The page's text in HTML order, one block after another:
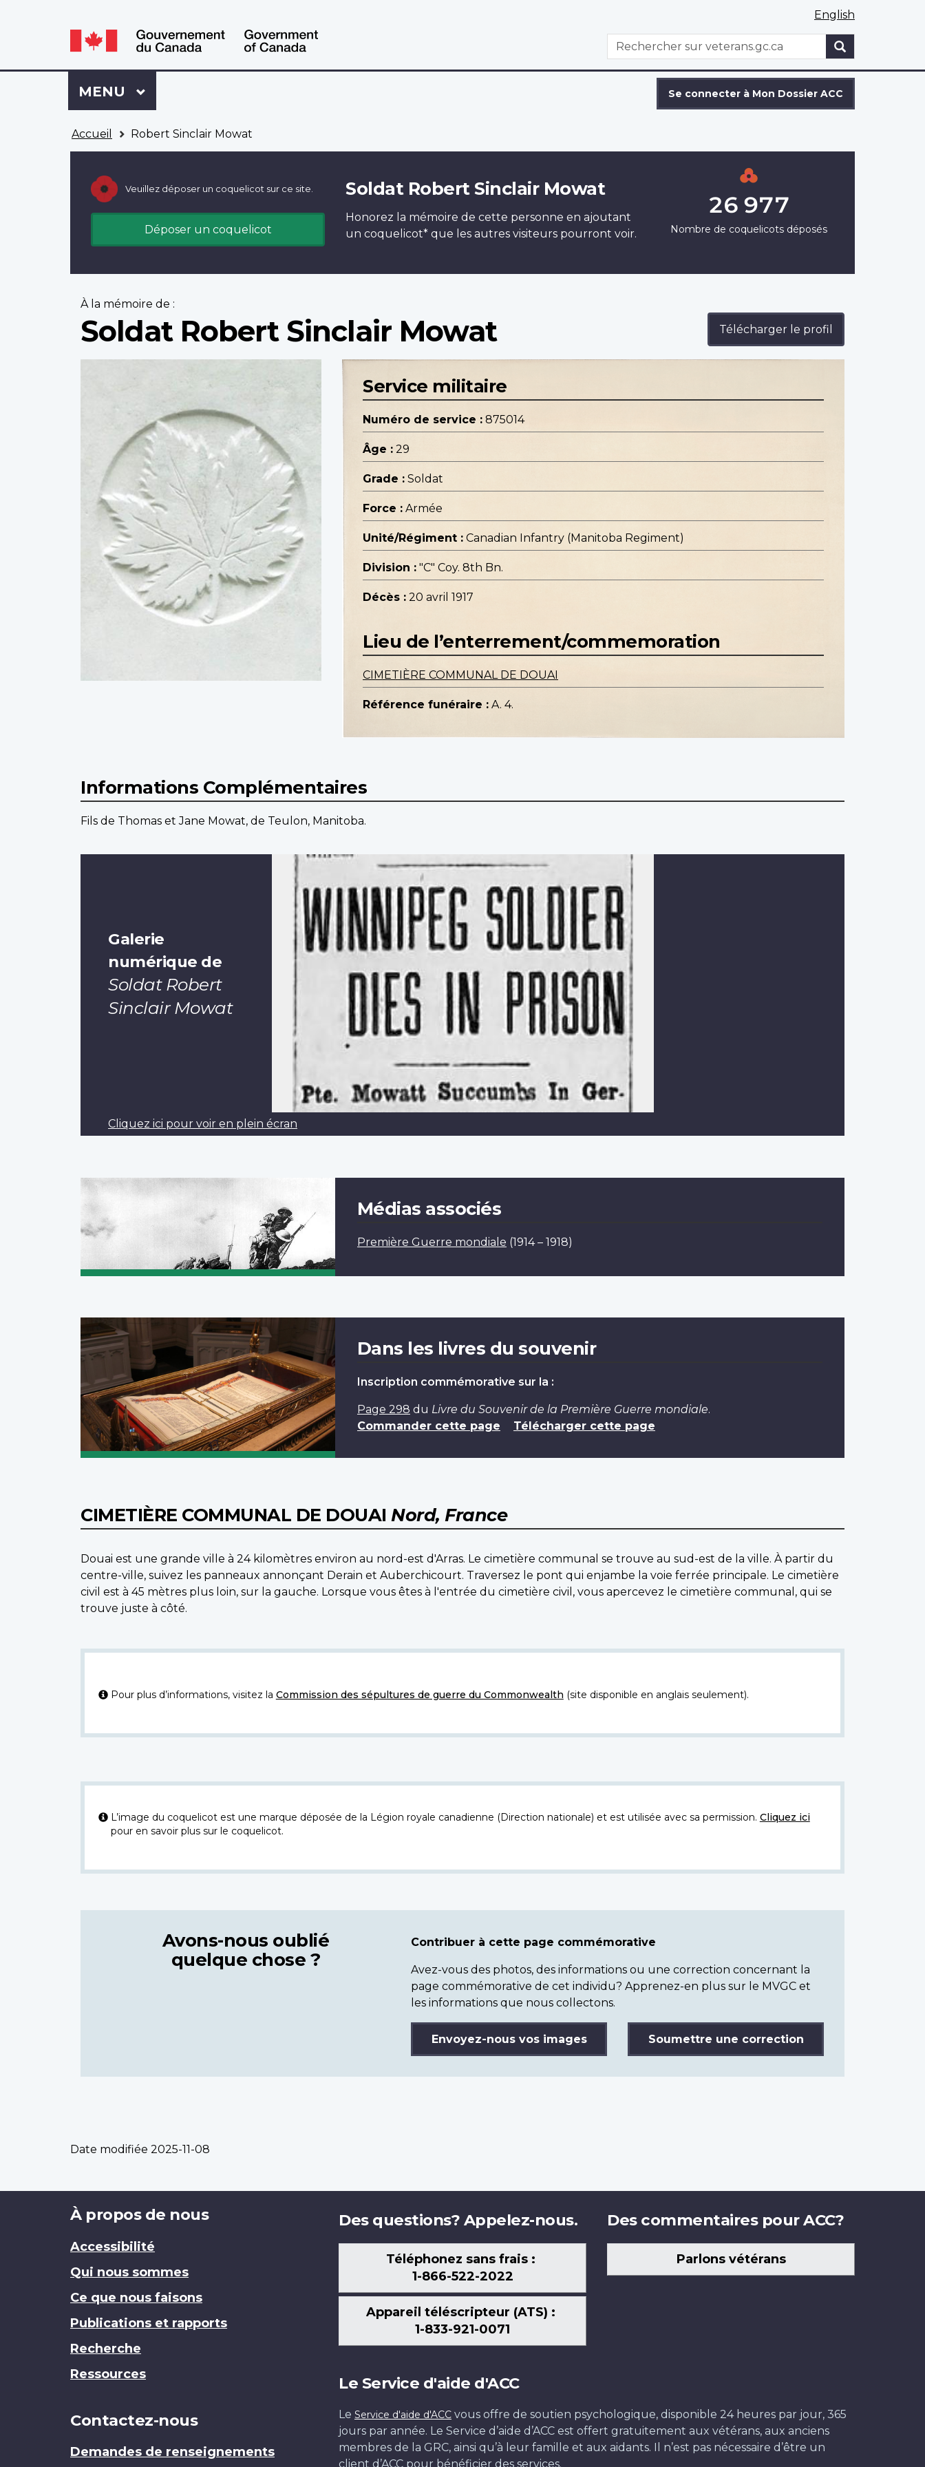
Language
switcher
Language
switcher
English
WxT
Search
Rechercher
Se
connecter
à
Dossier
Se connecter à Mon Dossier ACC
Menu
MENU PRINCIPAL
Accueil Robert Sinclair Mowat
Veuillez déposer un coquelicot sur ce site.
Déposer un coquelicot
Soldat Robert Sinclair Mowat
Honorez la mémoire de cette personne en ajoutant
un coquelicot* que les autres visiteurs pourront voir.
26 977
Nombre de coquelicots déposés
À la mémoire de :
Soldat Robert Sinclair Mowat Télécharger le profil
Service militaire
Numéro de service : 875014
Âge : 29
Grade : Soldat
Force : Armée
Unité/Régiment : Canadian Infantry (Manitoba Regiment)
Division : "C" Coy. 8th Bn.
Décès : 20 avril 1917
Lieu de l’enterrement/commemoration
CIMETIÈRE COMMUNAL DE DOUAI
Référence funéraire : A. 4.
Informations Complémentaires
Fils de Thomas et Jane Mowat, de Teulon, Manitoba.
Galerie
numérique de
Soldat Robert
Sinclair Mowat
Cliquez ici pour voir en plein écran
Médias associés
Première Guerre mondiale (1914 – 1918)
Dans les livres du souvenir
Inscription commémorative sur la :
Page 298 du Livre du Souvenir de la Première Guerre mondiale.
Commander cette page
Télécharger cette page
CIMETIÈRE COMMUNAL DE DOUAI Nord, France
Douai est une grande ville à 24 kilomètres environ au nord-est d'Arras. Le cimetière communal se trouve au sud-est de la ville. À partir du
centre-ville, suivez les panneaux annonçant Derain et Auberchicourt. Traversez le pont qui enjambe la voie ferrée principale. Le cimetière
civil est à 45 mètres plus loin, sur la gauche. Lorsque vous êtes à l'entrée du cimetière civil, vous apercevez le cimetière communal, qui se
trouve juste à côté.
Pour plus d’informations, visitez la Commission des sépultures de guerre du Commonwealth (site disponible en anglais seulement).
L’image du coquelicot est une marque déposée de la Légion royale canadienne (Direction nationale) et est utilisée avec sa permission. Cliquez ici
pour en savoir plus sur le coquelicot.
Avons-nous oublié
quelque chose ?
Contribuer à cette page commémorative
Avez-vous des photos, des informations ou une correction concernant la
page commémorative de cet individu? Apprenez-en plus sur le MVGC et
les informations que nous collectons.
Envoyez-nous vos images Soumettre une correction
Date modifiée 2025-11-08
Brand
À propos de nous
Accessibilité
Qui nous sommes
Ce que nous faisons
Publications et rapports
Recherche
Ressources
Contactez-nous
Demandes de renseignements
Des questions? Appelez-nous.
Téléphonez sans frais :
1-866-522-2022
Appareil téléscripteur (ATS) :
1-833-921-0071
Des commentaires pour ACC?
Parlons vétérans
Le Service d'aide d'ACC
Le Service d'aide d'ACC vous offre de soutien psychologique, disponible 24 heures par jour, 365
jours par année. Le Service d’aide d’ACC est offert gratuitement aux vétérans, aux anciens
membres de la GRC, ainsi qu’à leur famille et aux aidants. Il n’est pas nécessaire d’être un
client d’ACC pour bénéficier des services.